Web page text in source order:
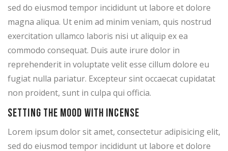
sed do eiusmod tempor incididunt ut labore et dolore
magna aliqua. Ut enim ad minim veniam, quis nostrud
exercitation ullamco laboris nisi ut aliquip ex ea
commodo consequat. Duis aute irure dolor in
reprehenderit in voluptate velit esse cillum dolore eu
fugiat nulla pariatur. Excepteur sint occaecat cupidatat
non proident, sunt in culpa qui officia.
Setting the mood with incense
Lorem ipsum dolor sit amet, consectetur adipisicing elit,
sed do eiusmod tempor incididunt ut labore et dolore